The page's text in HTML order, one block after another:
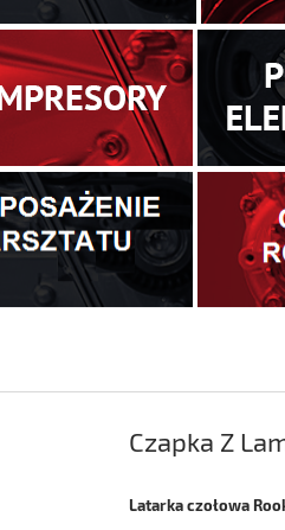
Czapka Z
Latarka czołowa